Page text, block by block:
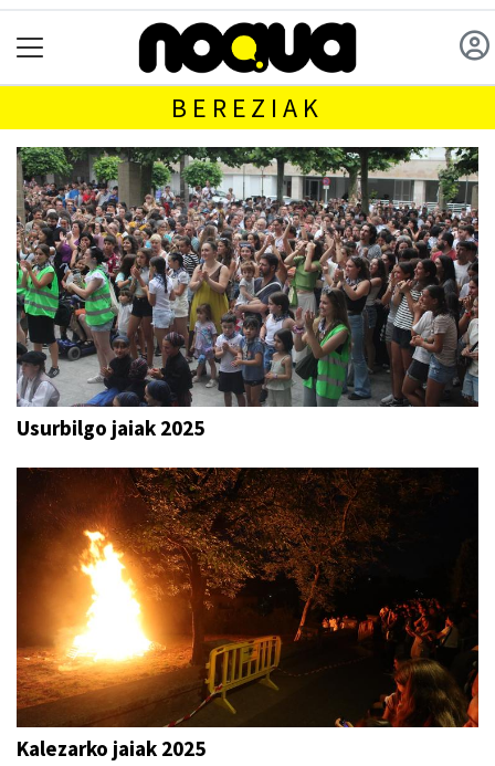
BEREZIAK
Usurbilgo jaiak 2025
Kalezarko jaiak 2025